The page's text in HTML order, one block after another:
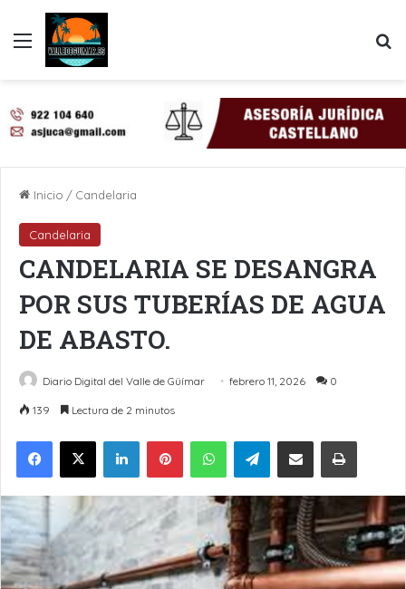
Menú
Inicio / Candelaria
Candelaria
CANDELARIA SE DESANGRA
POR SUS TUBERÍAS DE AGUA
DE ABASTO.
Diario Digital del Valle de Güímar febrero 11, 2026 0
139 Lectura de 2 minutos
LinkedInPinterestWhatsAppTelegramCompartir por Email Imprimir